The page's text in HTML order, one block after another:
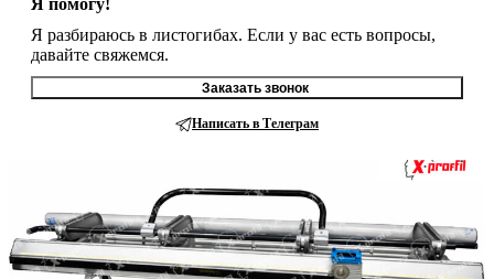
Я помогу!
Я разбираюсь в листогибах. Если у вас есть вопросы,
давайте свяжемся.
Заказать звонок
Написать в Телеграм